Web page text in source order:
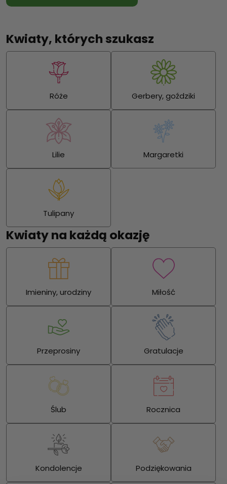
Kwiaty, których szukasz
Róże Gerbery, goździki
Lilie Margaretki
Tulipany
Kwiaty na każdą okazję
Imieniny, urodziny Miłość
Przeprosiny Gratulacje
Ślub Rocznica
Kondolencje Podziękowania